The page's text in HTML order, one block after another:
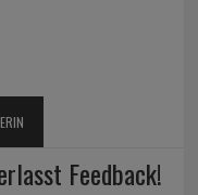
Feedback!